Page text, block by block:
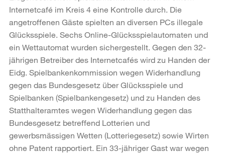
Internetcafé im Kreis 4 eine Kontrolle durch. Die
angetroffenen Gäste spielten an diversen PCs illegale
Glücksspiele. Sechs Online-Glücksspielautomaten und
ein Wettautomat wurden sichergestellt. Gegen den 32-
jährigen Betreiber des Internetcafés wird zu Handen der
Eidg. Spielbankenkommission wegen Widerhandlung
gegen das Bundesgesetz über Glücksspiele und
Spielbanken (Spielbankengesetz) und zu Handen des
Statthalteramtes wegen Widerhandlung gegen das
Bundesgesetz betreffend Lotterien und
gewerbsmässigen Wetten (Lotteriegesetz) sowie Wirten
ohne Patent rapportiert. Ein 33-jähriger Gast war wegen